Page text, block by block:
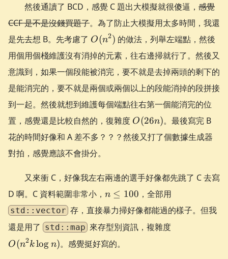
然後通讀了 BCD，感覺 C 題出大模擬就很傻逼， 感覺
CCF 是不是沒錢買題了。為了防止大模擬用太多時間，我還
是先去想 B。先考慮了 O(n^2)
O(n2) 的做法，列舉左端點，然後
用個用個棧維護沒有消掉的元素，往右邊掃就行了。然後又
意識到，如果一個段能被消完，要不就是去掉兩頭的剩下的
是能消完的，要不就是兩個或兩個以上的段能消掉的段拼接
到一起。然後就想到維護每個端點往右第一個能消完的位
置，感覺還是比較自然的，復雜度 O(26n)
O(26n)。最後寫完 B
花的時間好像和 A 差不多？？？然後又打了個數據生成器
對拍，感覺應該不會掛分。
又來衝 C，好像我左右兩邊的選手好像都先跳了 C 去寫
D 啊。C 資料範圍非常小， n
100
n ≤ 100 ，全部用
std::vector 存，直接暴力掃好像都能過的樣子。但我
還是用了 std::map 來存型別資訊，複雜度
O(n2k log n)。感覺挺好寫的。